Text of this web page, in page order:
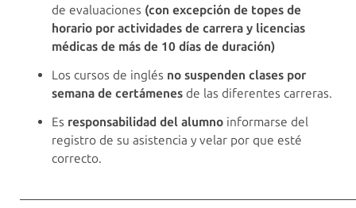
de evaluaciones (con excepción de topes de
horario por actividades de carrera y licencias
médicas de más de 10 días de duración)
Los cursos de inglés no suspenden clases por
semana de certámenes de las diferentes carreras.
Es responsabilidad del alumno informarse del
registro de su asistencia y velar por que esté
correcto.